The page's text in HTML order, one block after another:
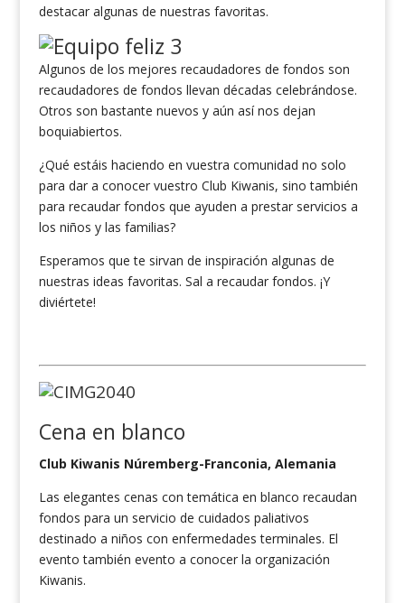
destacar algunas de nuestras favoritas.
Algunos de los mejores recaudadores de fondos son
recaudadores de fondos llevan décadas celebrándose.
Otros son bastante nuevos y aún así nos dejan
boquiabiertos.
¿Qué estáis haciendo en vuestra comunidad no solo
para dar a conocer vuestro Club Kiwanis, sino también
para recaudar fondos que ayuden a prestar servicios a
los niños y las familias?
Esperamos que te sirvan de inspiración algunas de
nuestras ideas favoritas. Sal a recaudar fondos. ¡Y
diviértete!
Cena en blanco
Club Kiwanis Núremberg-Franconia, Alemania
Las elegantes cenas con temática en blanco recaudan
fondos para un servicio de cuidados paliativos
destinado a niños con enfermedades terminales. El
evento también evento a conocer la organización
Kiwanis.